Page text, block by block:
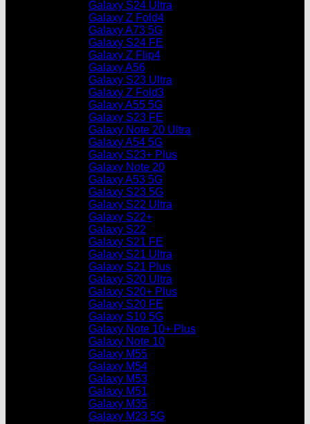
Galaxy S24 Ultra
Galaxy Z Fold4
Galaxy A73 5G
Galaxy S24 FE
Galaxy Z Flip4
Galaxy A56
Galaxy S23 Ultra
Galaxy Z Fold3
Galaxy A55 5G
Galaxy S23 FE
Galaxy Note 20 Ultra
Galaxy A54 5G
Galaxy S23+ Plus
Galaxy Note 20
Galaxy A53 5G
Galaxy S23 5G
Galaxy S22 Ultra
Galaxy S22+
Galaxy S22
Galaxy S21 FE
Galaxy S21 Ultra
Galaxy S21 Plus
Galaxy S20 Ultra
Galaxy S20+ Plus
Galaxy S20 FE
Galaxy S10 5G
Galaxy Note 10+ Plus
Galaxy Note 10
Galaxy M55
Galaxy M54
Galaxy M53
Galaxy M51
Galaxy M35
Galaxy M23 5G